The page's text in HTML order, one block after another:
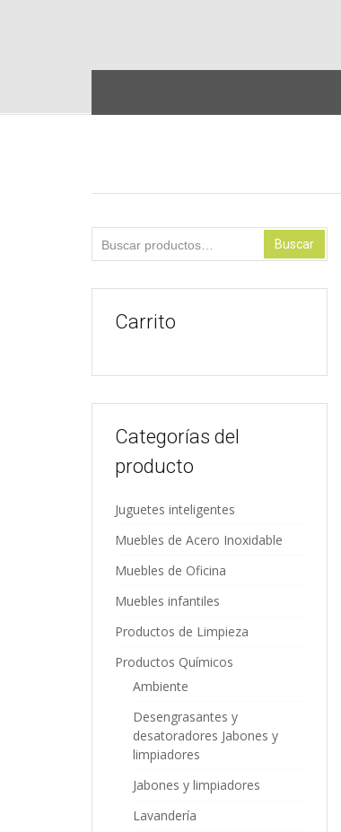
content
por:
Buscar
Carrito
Categorías del
producto
Juguetes inteligentes
Muebles de Acero Inoxidable
Muebles de Oficina
Muebles infantiles
Productos de Limpieza
Productos Químicos
Ambiente
Desengrasantes y
desatoradores Jabones y
limpiadores
Jabones y limpiadores
Lavandería